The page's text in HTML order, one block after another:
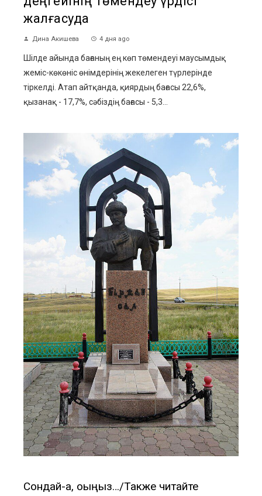
жалғасуда
Дина Акишева 4 дня ago
Шілде айында бағаның ең көп төмендеуі маусымдық
жеміс-көкөніс өнімдерінің жекелеген түрлерінде
тіркелді. Атап айтқанда, қиярдың бағасы 22,6%,
қызанақ - 17,7%, сәбіздің бағасы - 5,3...
Сондай-ақ, оқыңыз…/Также читайте